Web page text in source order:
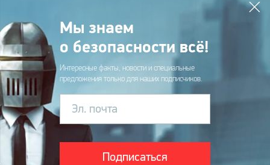
Мы знаем
о безопасности всё!
Интересные факты, новости и специальные
предложения только для наших подписчиков.
Эл. почта
Подписаться